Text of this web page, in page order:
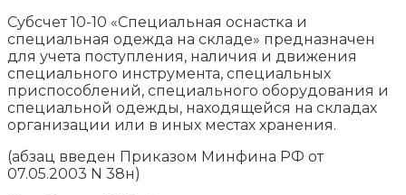
Субсчет 10-10 «Специальная оснастка и
специальная одежда на складе» предназначен
для учета поступления, наличия и движения
специального инструмента, специальных
приспособлений, специального оборудования и
специальной одежды, находящейся на складах
организации или в иных местах хранения.
(абзац введен Приказом Минфина РФ от
07.05.2003 N 38н)